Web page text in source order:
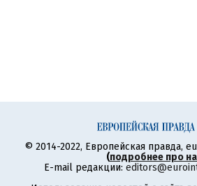
© 2014-2022, Европейская правда,
(подробнее про
E-mail редакции: